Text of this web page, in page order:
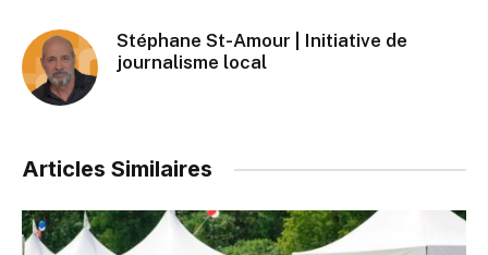
Stéphane St-Amour | Initiative de
journalisme local
Articles Similaires